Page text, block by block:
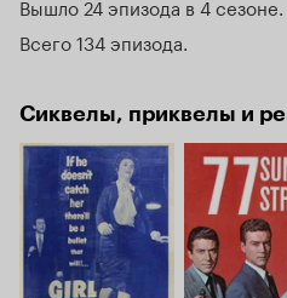
Вышло 24 эпизода в 4 сезоне
Всего 134 эпизода
Сиквелы, приквелы и